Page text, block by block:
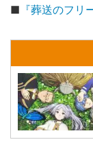
■ 『葬送のフ